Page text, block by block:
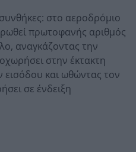
στο αεροδρόμιο
πρωτοφανής αριθμός
αναγκάζοντας την
στην έκτακτη
και ωθώντας τον
σε ένδειξη